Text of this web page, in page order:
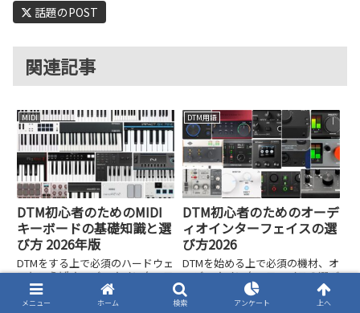
話題のPOST
関連記事
MIDI
DTM初心者のためのMIDI
キーボードの基礎知識と選
び方 2026年版
DTMをする上で必須のハードウェ
アといえばオーディオインターフ
ェイスとMIDIキーボードの2つで
しょう。オーディオインターフェ
DTM用語
DTM初心者のためのオーデ
ィオインターフェイスの選
び方2026
DTMを始める上で必須の機材、オ
ーディオインターフェイスの選び
方を2026年版として解説しま
す。初心者が失敗しないための選
メニュー ホーム 検索 アンケート 上へ